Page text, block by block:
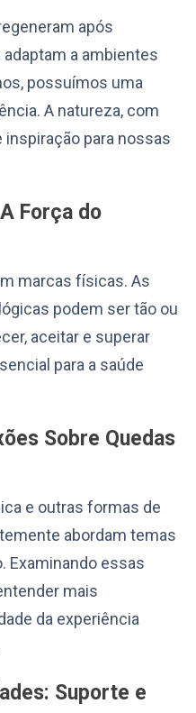
após
a ambientes
possuímos uma
A natureza, com
inspiração para nossas
Força do
marcas físicas. As
podem ser tão ou
aceitar e superar
para a saúde
Sobre Quedas
e outras formas de
abordam temas
Examinando essas
mais
da experiência
Suporte e